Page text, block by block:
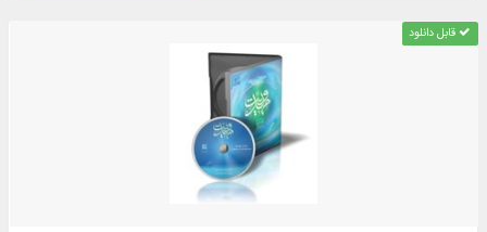
قابل دانلود